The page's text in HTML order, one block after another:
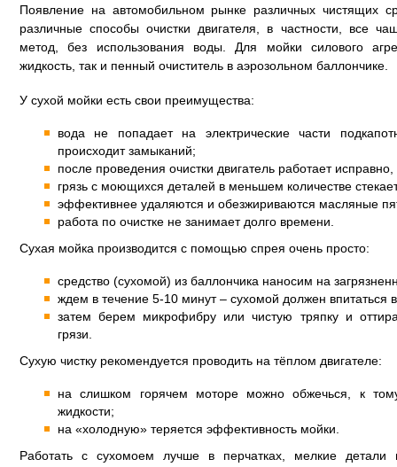
Появление на автомобильном рынке различных чистящих
различные способы очистки двигателя, в частности, все
метод, без использования воды. Для мойки силового
жидкость, так и пенный очиститель в аэрозольном баллончике.
У сухой мойки есть свои преимущества:
вода не попадает на электрические части
происходит замыканий;
после проведения очистки двигатель работает
грязь с моющихся деталей в меньшем количестве
эффективнее удаляются и обезжириваются масляные
работа по очистке не занимает долго времени.
Сухая мойка производится с помощью спрея очень просто:
средство (сухомой) из баллончика наносим на
ждем в течение 5-10 минут – сухомой должен впитаться в
затем берем микрофибру или чистую тряпку и
грязи.
Сухую чистку рекомендуется проводить на тёплом двигателе:
на слишком горячем моторе можно обжечься, к
жидкости;
на «холодную» теряется эффективность мойки.
Работать с сухомоем лучше в перчатках, мелкие детали